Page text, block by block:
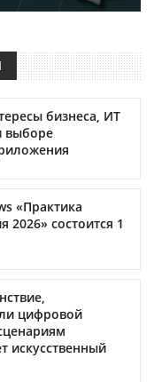
бизнеса, ИТ
выборе
«Практика
состоится 1
цифровой
искусственный